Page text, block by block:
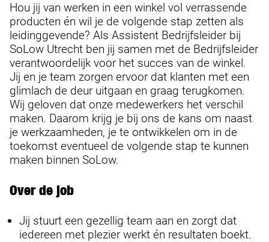
Hou jij van werken in een winkel vol verrassende
producten én wil je de volgende stap zetten als
leidinggevende? Als Assistent Bedrijfsleider bij
SoLow Utrecht ben jij samen met de Bedrijfsleider
verantwoordelijk voor het succes van de winkel.
Jij en je team zorgen ervoor dat klanten met een
glimlach de deur uitgaan en graag terugkomen.
Wij geloven dat onze medewerkers het verschil
maken. Daarom krijg je bij ons de kans om naast
je werkzaamheden, je te ontwikkelen om in de
toekomst eventueel de volgende stap te kunnen
maken binnen SoLow.
Over de job
Jij stuurt een gezellig team aan en zorgt dat
iedereen met plezier werkt én resultaten boekt.